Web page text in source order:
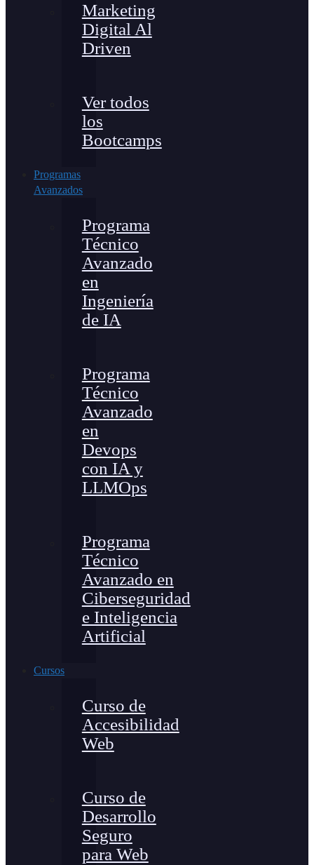
Marketing
Digital Al
Driven
Ver todos
los
Bootcamps
Programas
Avanzados
Programa
Técnico
Avanzado
en
Ingeniería
de IA
Programa
Técnico
Avanzado
en
Devops
con IA y
LLMOps
Programa
Técnico
Avanzado en
Ciberseguridad
e Inteligencia
Artificial
Cursos
Curso de
Accesibilidad
Web
Curso de
Desarrollo
Seguro
para Web